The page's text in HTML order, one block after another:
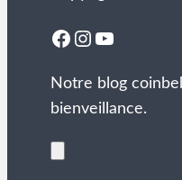
Facebook
Instagram
YouTube
Notre blog
bienveillance.